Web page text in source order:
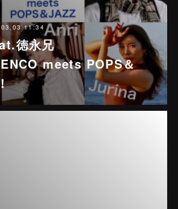
11:34
徳永兄
meets POPS＆